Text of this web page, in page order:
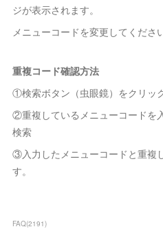
ジが表示されます。
メニューコードを変更してください
重複コード確認方法
①検索ボタン（虫眼鏡）をクリッ
②重複しているメニューコードを
検索
③入力したメニューコードと重複
す。
FAQ(2191)